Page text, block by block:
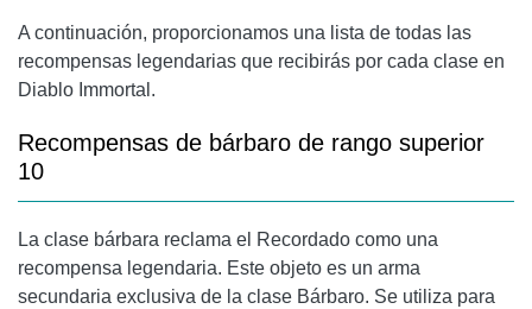
A continuación, proporcionamos una lista de todas las
recompensas legendarias que recibirás por cada clase en
Diablo Immortal.
Recompensas de bárbaro de rango superior
10
La clase bárbara reclama el Recordado como una
recompensa legendaria. Este objeto es un arma
secundaria exclusiva de la clase Bárbaro. Se utiliza para